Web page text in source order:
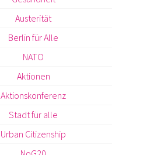
Austerität
Berlin für Alle
NATO
Aktionen
Aktionskonferenz
Stadt für alle
Urban Citizenship